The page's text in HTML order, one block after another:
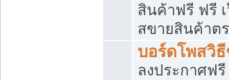
สินค้าฟรี ฟรี
สขายสินค้าต
บอร์ดโพสวิ
ลงประกาศฟรี